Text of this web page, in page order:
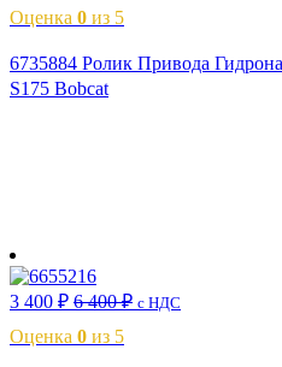
Оценка 0 из 5
6735884 Ролик Привода
S175 Bobcat
3 400 ₽ 6 400₽ с НДС
Оценка 0 из 5